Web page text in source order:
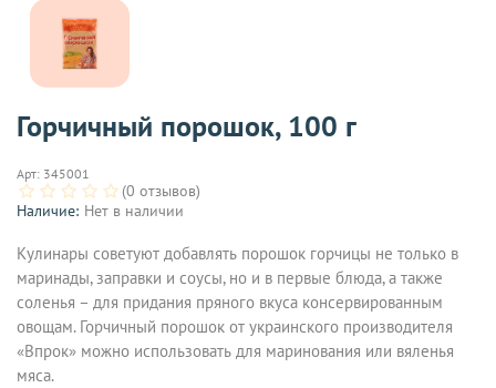
Горчичный порошок, 100 г
Арт: 345001
(0 отзывов)
Наличие: Нет в наличии
Кулинары советуют добавлять порошок горчицы не только в
маринады, заправки и соусы, но и в первые блюда, а также
соленья – для придания пряного вкуса консервированным
овощам. Горчичный порошок от украинского производителя
«Впрок» можно использовать для маринования или вяленья
мяса.